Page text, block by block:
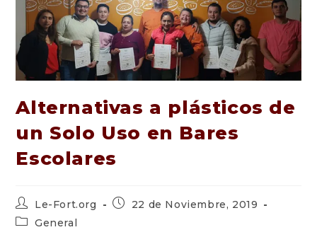
Alternativas a plásticos de
un Solo Uso en Bares
Escolares
Autor
de
la
Le-Fort.org
Publicación
22 de Noviembre, 2019
Categoría
General